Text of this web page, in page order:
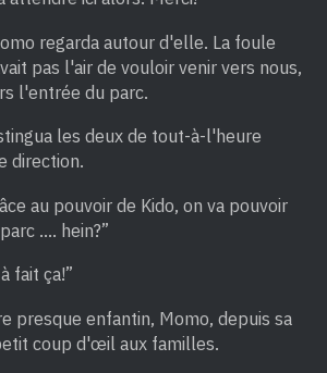
regarda autour d'elle. La foule
pas l'air de vouloir venir vers nous,
l'entrée du parc.
les deux de tout-à-l'heure
direction.
au pouvoir de Kido, on va pouvoir
…. hein?”
fait ça!”
presque enfantin, Momo, depuis sa
coup d'œil aux familles.